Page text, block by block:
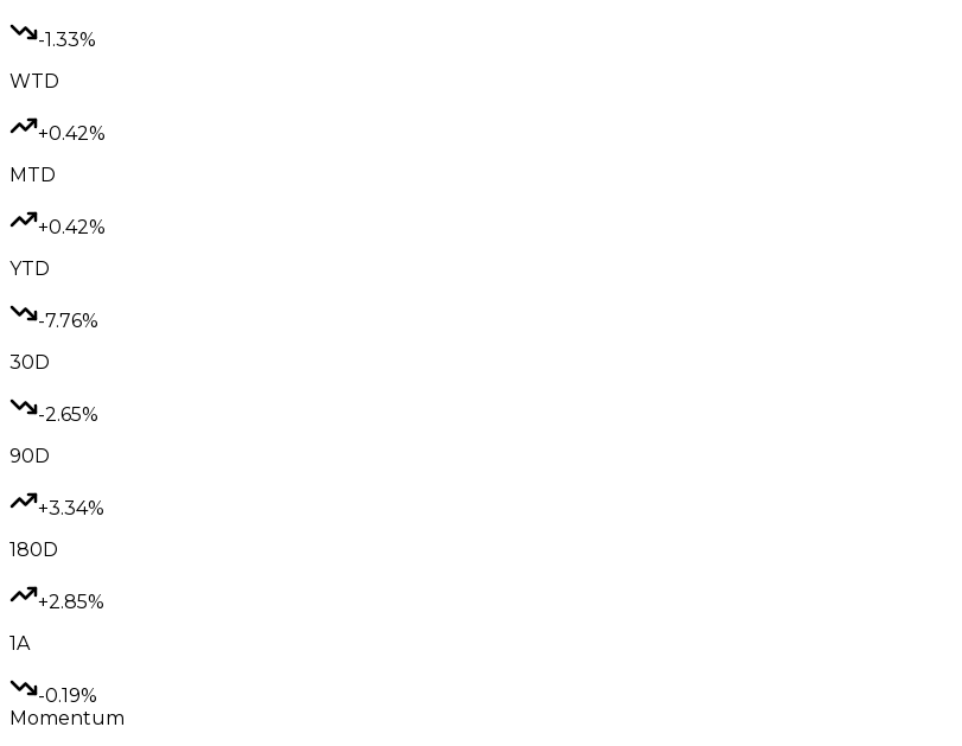
-1.33%
WTD
+0.42%
MTD
+0.42%
YTD
-7.76%
30D
-2.65%
90D
+3.34%
180D
+2.85%
1A
-0.19%
Momentum